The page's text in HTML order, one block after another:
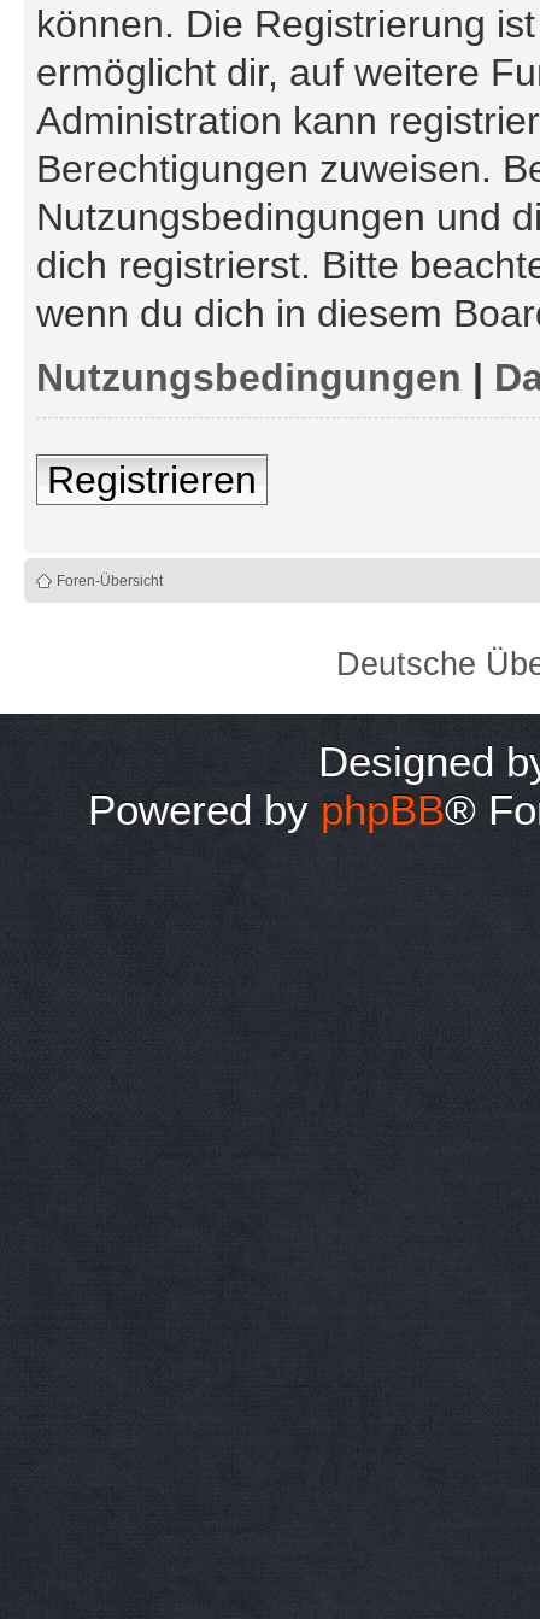
können. Die Registrierung
ermöglicht dir, auf weitere
Administration kann
Berechtigungen zuweisen.
Nutzungsbedingungen und
dich registrierst. Bitte
wenn du dich in diesem
Nutzungsbedingungen |
Registrieren
Foren-Übersicht
Deutsche
Designed
Powered by phpBB®